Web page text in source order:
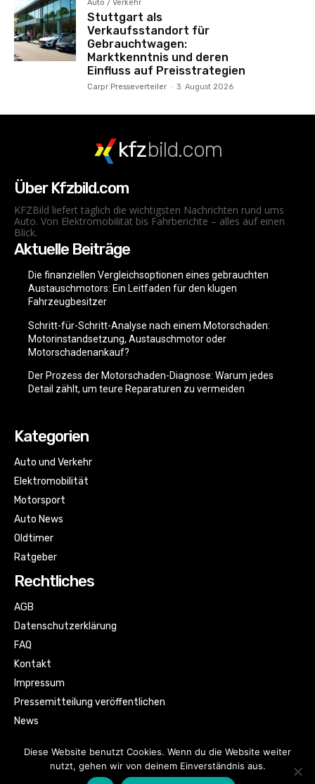
Auto / Verkehr
Stuttgart als
Verkaufsstandort für
Gebrauchtwagen:
Marktkenntnis und deren
Einfluss auf Preisstrategien
Carpr Presseverteiler - 3. August 2026
kfzbild.com
Über Kfzbild.com
KFZBild liefert täglich die wichtigsten Nachrichten rund ums
Auto. Von Elektromobilität bis Fahrberichte – alles auf einen
Blick.
Aktuelle Beiträge
Die finanziellen Vergleichsoptionen eines gebrauchten
Austauschmotors: Ein Leitfaden für den klugen
Fahrzeugbesitzer
Schritt-für-Schritt-Analyse nach einem Motorschaden:
Motorinstandsetzung, Austauschmotor oder
Motorschadenankauf?
Der Prozess der Motorschaden-Diagnose: Warum jedes
Detail zählt, um teure Reparaturen zu vermeiden
Kategorien
Auto und Verkehr
Elektromobilität
Motorsport
Auto News
Oldtimer
Ratgeber
Rechtliches
AGB
Datenschutzerklärung
FAQ
Kontakt
Impressum
Pressemitteilung veröffentlichen
News
Diese Website benutzt Cookies. Wenn du die Website weiter
nutzt, gehen wir von deinem Einverständnis aus.